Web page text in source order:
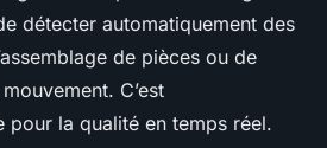
détecter automatiquement des
de pièces ou de
C’est
pour la qualité en temps réel.